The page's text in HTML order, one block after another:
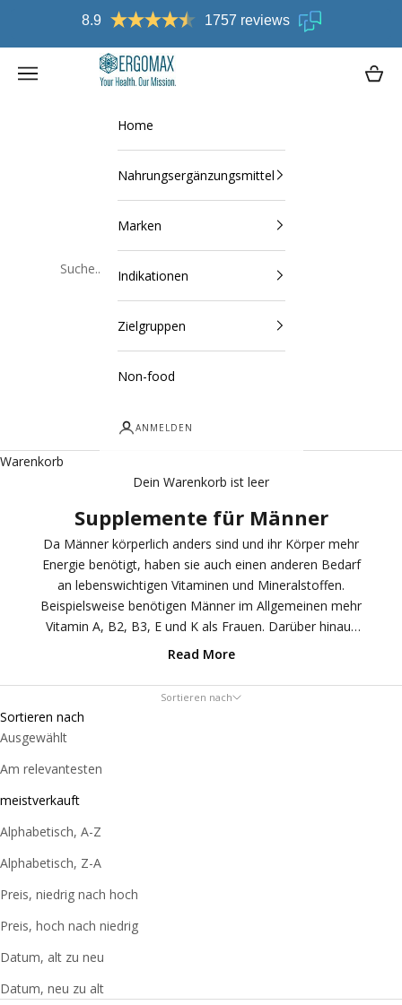
Kostenlose Lieferung in DE ab € 75,-
Ergomax
Navigationsmenü öffnen
Home
Nahrungsergänzungsmittel
Marken
Indikationen
Zielgruppen
Non-food
ANMELDEN
Warenkorb
Dein Warenkorb ist leer
Supplemente für Männer
Da Männer körperlich anders sind und ihr Körper mehr
Energie benötigt, haben sie auch einen anderen Bedarf
an lebenswichtigen Vitaminen und Mineralstoffen.
Beispielsweise benötigen Männer im Allgemeinen mehr
Vitamin A, B2, B3, E und K als Frauen. Darüber hinaus
besteht bei ihnen häufig ein erhöhter Bedarf an den
Wenn Männer Unterstützung für ihr Immunsystem, ihre
Prostata, ihren Hormonhaushalt, ihre Fitness oder im
Alter suchen, können Nahrungsergänzungsmittel eine
Reihe von Produkten, die speziell auf die Unterstützung
Read More
Sortieren nach
Sortieren nach
Ausgewählt
Am relevantesten
meistverkauft
Alphabetisch, A-Z
Alphabetisch, Z-A
Preis, niedrig nach hoch
Preis, hoch nach niedrig
Datum, alt zu neu
Datum, neu zu alt